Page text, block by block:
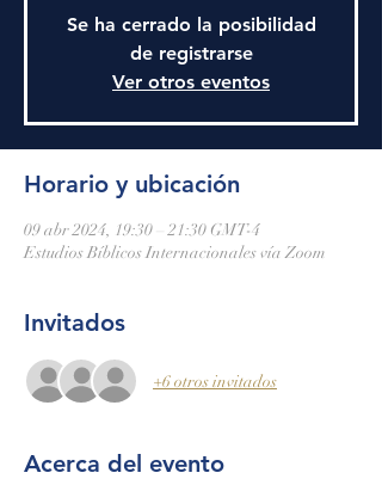
Se ha cerrado la posibilidad
de registrarse
Ver otros eventos
Horario y ubicación
09 abr 2024, 19:30 – 21:30 GMT-4
Estudios Bíblicos Internacionales vía Zoom
Invitados
+6 otros invitados
Acerca del evento